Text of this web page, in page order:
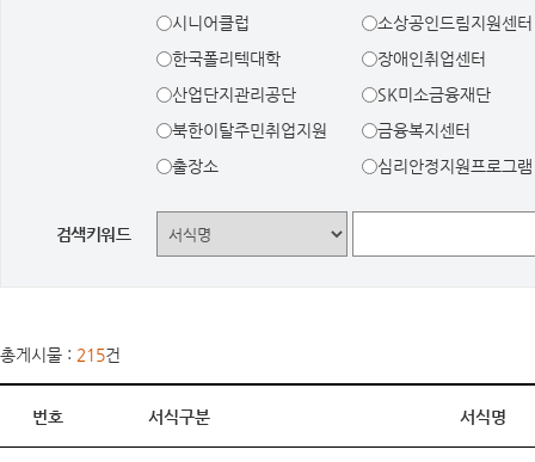
시니어클럽
소상공인드림지원센터
한국폴리텍대학
장애인취업센터
산업단지관리공단
SK미소금융재단
북한이탈주민취업지원
금융복지센터
출장소
심리안정지원프로그램
검색키워드
총게시물 : 215건
번호 서식구분 서식명